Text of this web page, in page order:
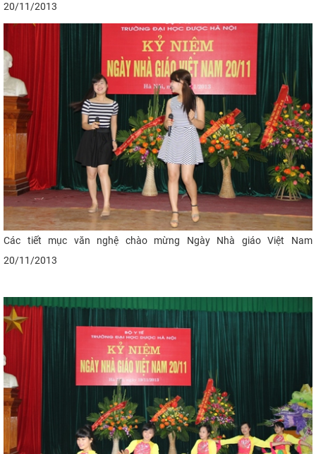
20/11/2013
Các tiết mục văn nghệ chào mừng Ngày Nhà giáo Việt Nam
20/11/2013